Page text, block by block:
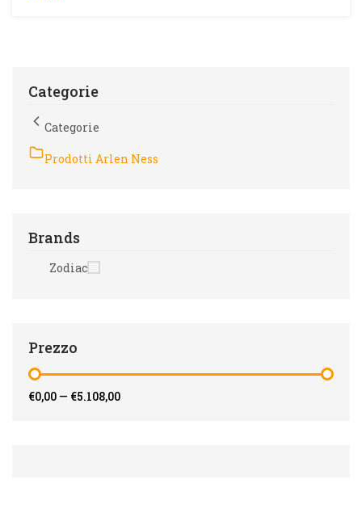
Categorie
Categorie
Prodotti Arlen Ness
Brands
Zodiac
Prezzo
€0,00 — €5.108,00